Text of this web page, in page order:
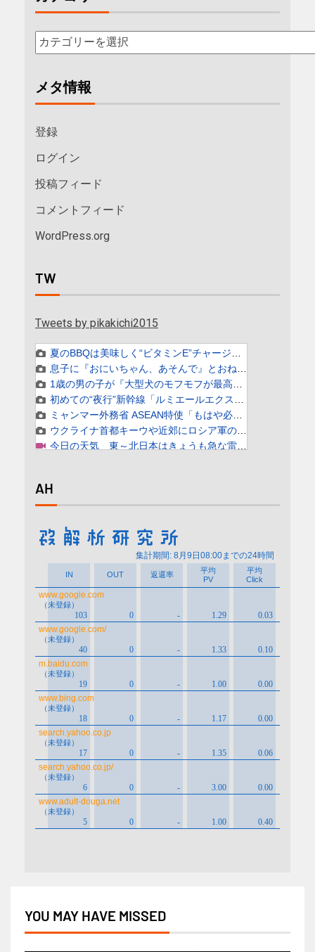
メタ情報
登録
ログイン
投稿フィード
コメントフィード
WordPress.org
TW
Tweets by pikakichi2015
AH
YOU MAY HAVE MISSED